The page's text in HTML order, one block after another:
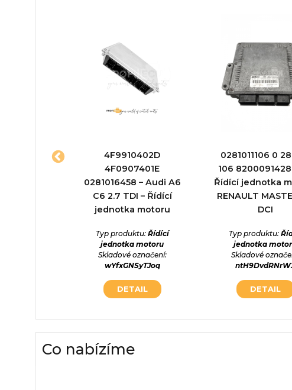
4F9910402D
4F0907401E
0281016458 – Audi A6
C6 2.7 TDI – Řídící
jednotka motoru
Typ produktu: Řídící
jednotka motoru
Skladové označení:
wYfxGNSyTJoq
DETAIL
0281011106 0
106 8200091428
Řídící jednotka
RENAULT
DCI
Typ produktu:
jednotka
Skladové
DETAIL
Co nabízíme